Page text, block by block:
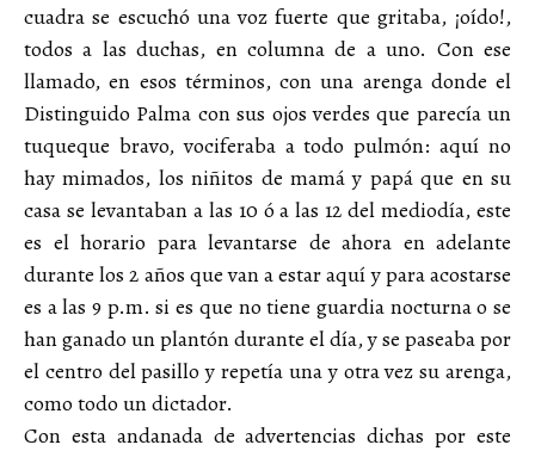
cuadra se escuchó una voz fuerte que gritaba, ¡oído!,
todos a las duchas, en columna de a uno. Con ese
llamado, en esos términos, con una arenga donde el
Distinguido Palma con sus ojos verdes que parecía un
tuqueque bravo, vociferaba a todo pulmón: aquí no
hay mimados, los niñitos de mamá y papá que en su
casa se levantaban a las 10 ó a las 12 del mediodía, este
es el horario para levantarse de ahora en adelante
durante los 2 años que van a estar aquí y para acostarse
es a las 9 p.m. si es que no tiene guardia nocturna o se
han ganado un plantón durante el día, y se paseaba por
el centro del pasillo y repetía una y otra vez su arenga,
como todo un dictador.
Con esta andanada de advertencias dichas por este